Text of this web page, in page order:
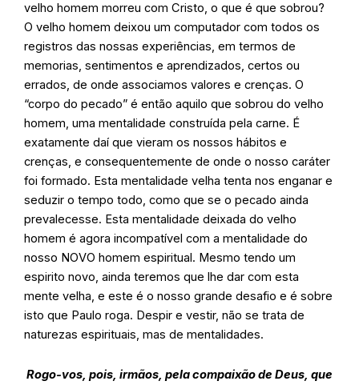
velho homem morreu com Cristo, o que é que sobrou?
O velho homem deixou um computador com todos os
registros das nossas experiências, em termos de
memorias, sentimentos e aprendizados, certos ou
errados, de onde associamos valores e crenças. O
“corpo do pecado” é então aquilo que sobrou do velho
homem, uma mentalidade construída pela carne. É
exatamente daí que vieram os nossos hábitos e
crenças, e consequentemente de onde o nosso caráter
foi formado. Esta mentalidade velha tenta nos enganar e
seduzir o tempo todo, como que se o pecado ainda
prevalecesse. Esta mentalidade deixada do velho
homem é agora incompatível com a mentalidade do
nosso NOVO homem espiritual. Mesmo tendo um
espirito novo, ainda teremos que lhe dar com esta
mente velha, e este é o nosso grande desafio e é sobre
isto que Paulo roga. Despir e vestir, não se trata de
naturezas espirituais, mas de mentalidades.
Rogo-vos, pois, irmãos, pela compaixão de Deus, que